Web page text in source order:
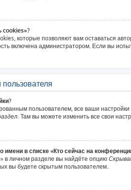
cookies»?
которые позволяют вам оставаться
включена администратором. Если вы
пользователем, все ваши
. Там вы можете изменить все свои
имени в списке «Кто сейчас на
в личном разделе вы найдёте опцию
вы будете скрытым пользователем.